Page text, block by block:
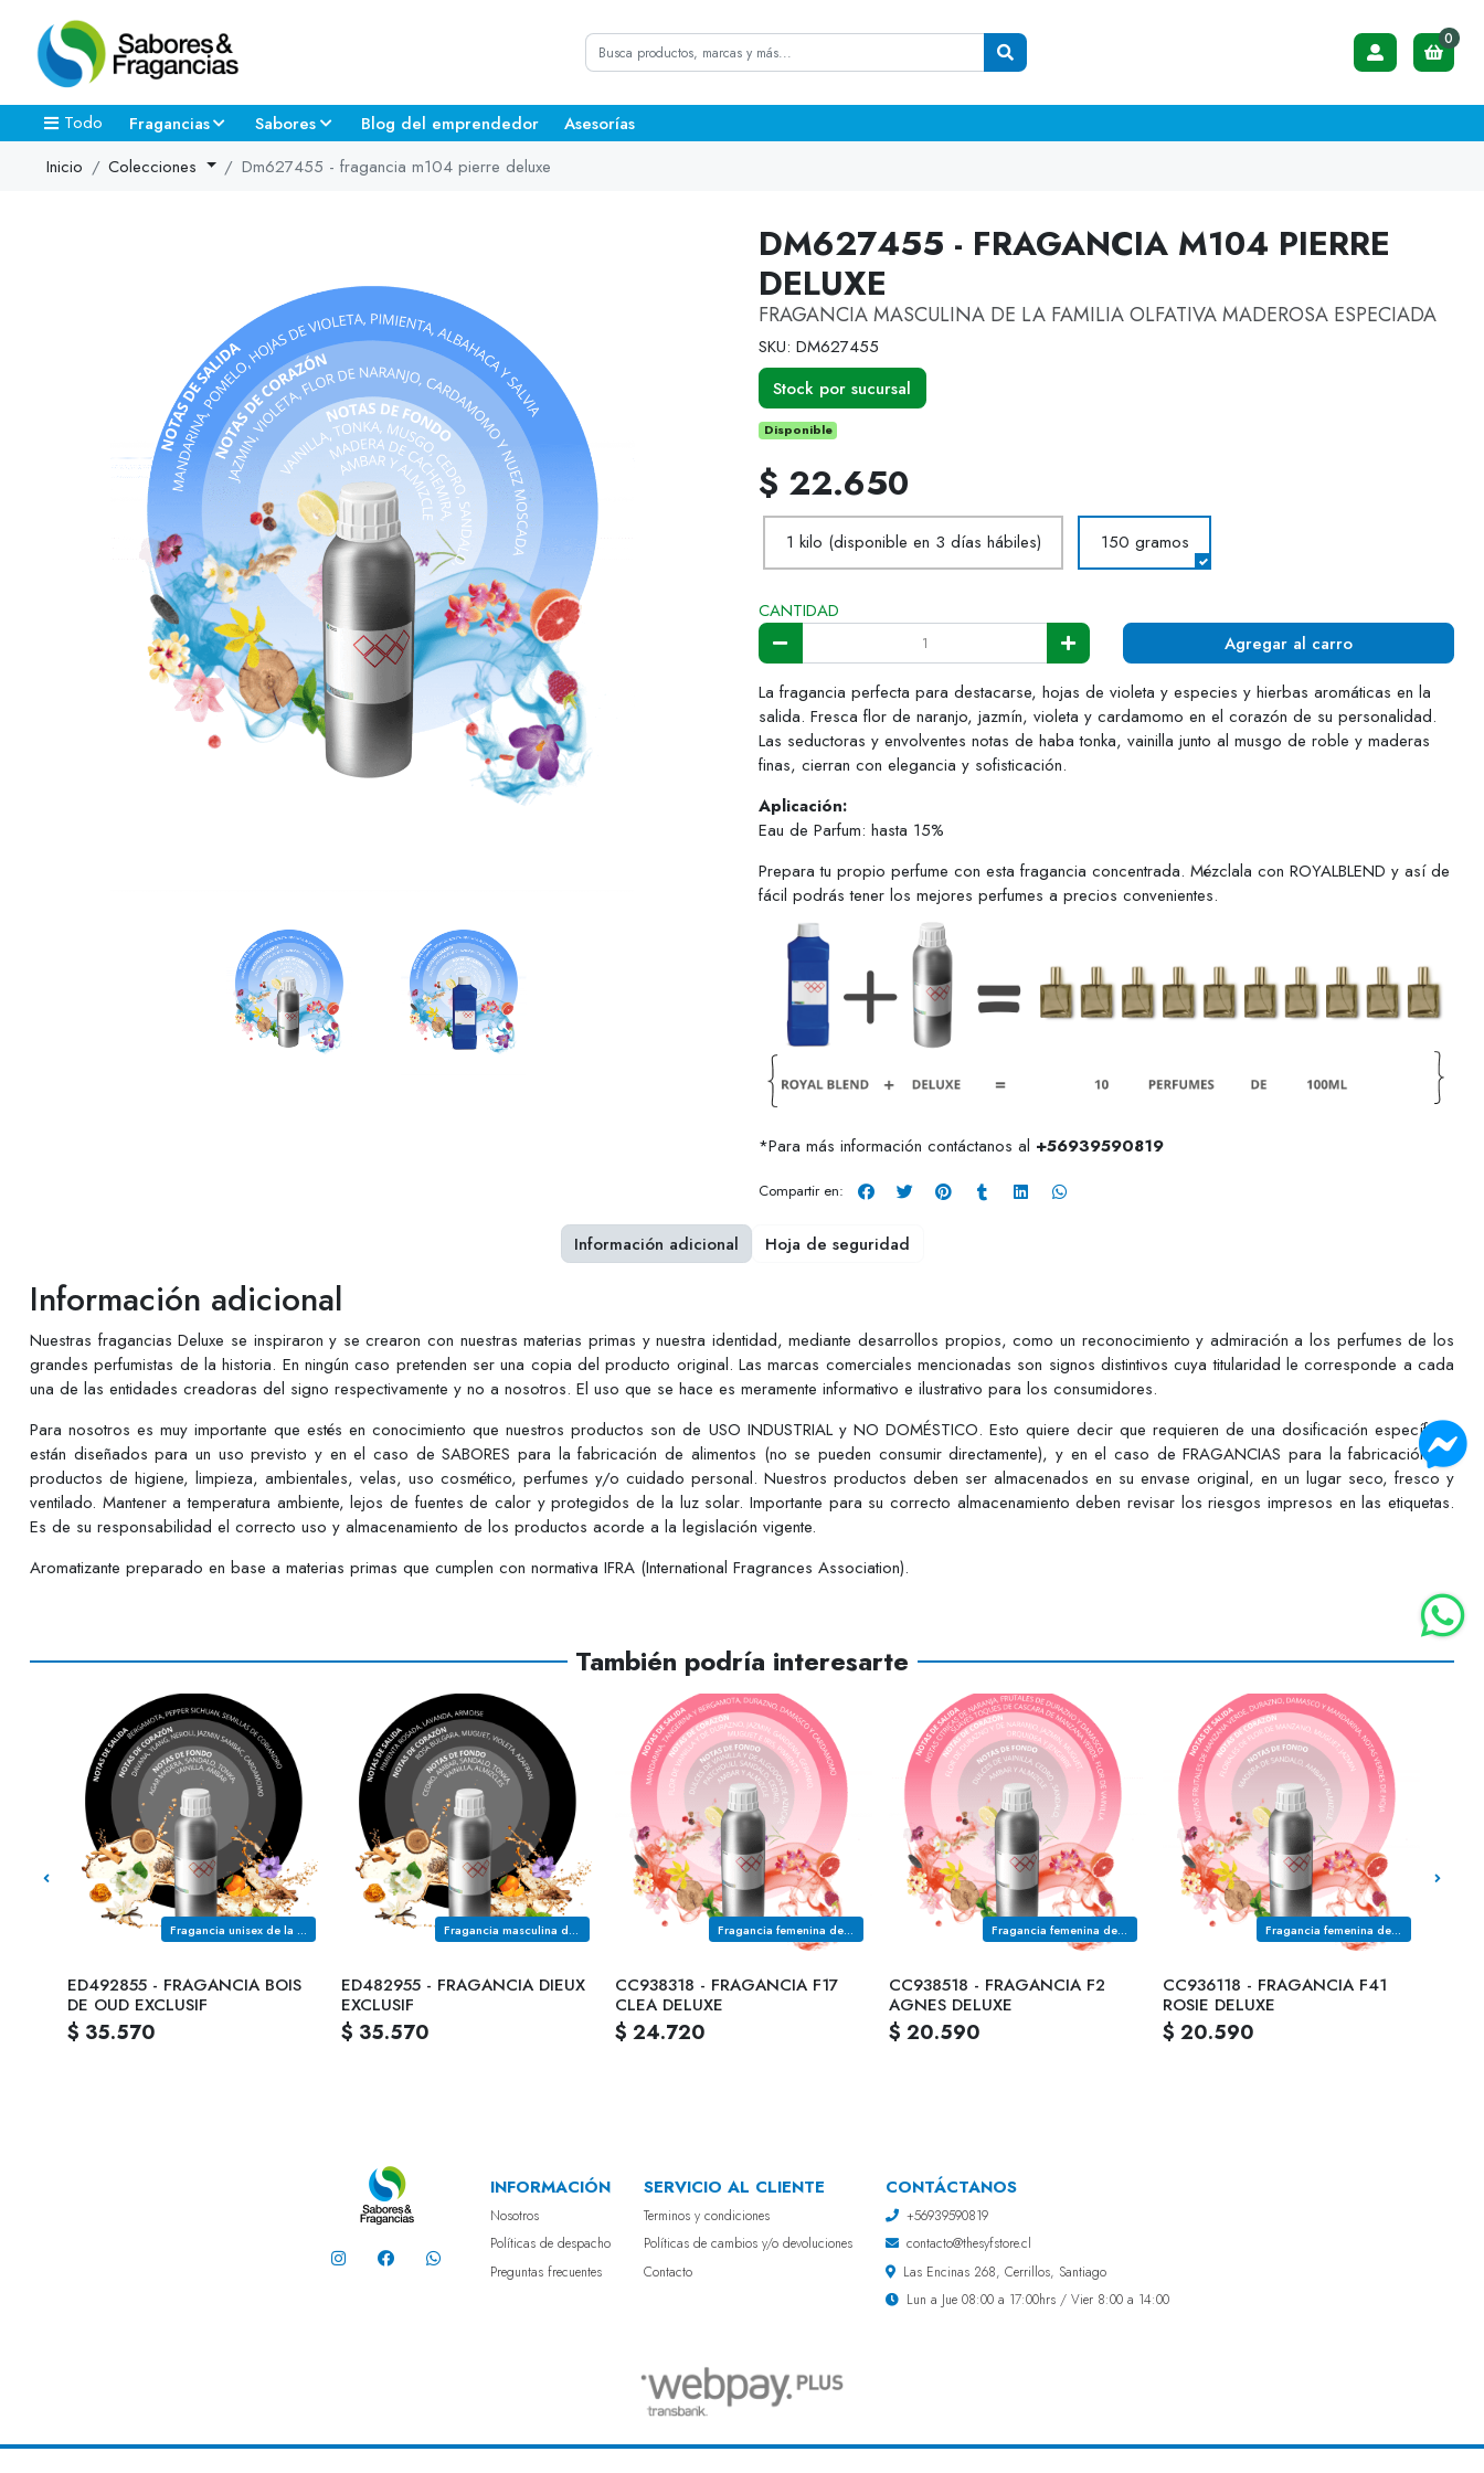
0
Todo Fragancias Sabores Blog del emprendedor
Asesorías
Inicio
Colecciones Dm627455 - fragancia m104 pierre deluxe
DM627455 - FRAGANCIA M104 PIERRE
DELUXE
FRAGANCIA MASCULINA DE LA FAMILIA OLFATIVA MADEROSA ESPECIADA
SKU: DM627455
Stock por sucursal
Disponible
$ 22.650
1 kilo (disponible en 3 días hábiles) 150 gramos
CANTIDAD
Agregar al carro
La fragancia perfecta para destacarse, hojas de violeta y especies y hierbas aromáticas en la
salida. Fresca flor de naranjo, jazmín, violeta y cardamomo en el corazón de su personalidad.
Las seductoras y envolventes notas de haba tonka, vainilla junto al musgo de roble y maderas
finas, cierran con elegancia y sofisticación.
Aplicación:
Eau de Parfum: hasta 15%
Prepara tu propio perfume con esta fragancia concentrada. Mézclala con ROYALBLEND y así de
fácil podrás tener los mejores perfumes a precios convenientes.
*Para más información contáctanos al +56939590819
Compartir en:
Información adicional
Nuestras fragancias Deluxe se inspiraron y se crearon con nuestras materias primas y nuestra identidad, mediante desarrollos propios, como un reconocimiento y admiración a los perfumes de los
grandes perfumistas de la historia. En ningún caso pretenden ser una copia del producto original. Las marcas comerciales mencionadas son signos distintivos cuya titularidad le corresponde a cada
una de las entidades creadoras del signo respectivamente y no a nosotros. El uso que se hace es meramente informativo e ilustrativo para los consumidores.
Para nosotros es muy importante que estés en conocimiento que nuestros productos son de USO INDUSTRIAL y NO DOMÉSTICO. Esto quiere decir que requieren de una dosificación específica,
están diseñados para un uso previsto y en el caso de SABORES para la fabricación de alimentos (no se pueden consumir directamente), y en el caso de FRAGANCIAS para la fabricación de
productos de higiene, limpieza, ambientales, velas, uso cosmético, perfumes y/o cuidado personal. Nuestros productos deben ser almacenados en su envase original, en un lugar seco, fresco y
ventilado. Mantener a temperatura ambiente, lejos de fuentes de calor y protegidos de la luz solar. Importante para su correcto almacenamiento deben revisar los riesgos impresos en las etiquetas.
Es de su responsabilidad el correcto uso y almacenamiento de los productos acorde a la legislación vigente.
Aromatizante preparado en base a materias primas que cumplen con normativa IFRA (International Fragrances Association).
Información adicional Hoja de seguridad
También podría interesarte
Fragancia unisex de la familia olfativa AMBARADA MADEROSA FLORES BLANCAS
ED492855 - FRAGANCIA BOIS
DE OUD EXCLUSIF
$ 35.570
Fragancia masculina de la familia olfativa AMBARADA MADEROSA FLORAL
ED482955 - FRAGANCIA DIEUX
EXCLUSIF
$ 35.570
Fragancia femenina de la familia olfativa ORIENTAL FLORAL
CC938318 - FRAGANCIA F17
CLEA DELUXE
$ 24.720
Fragancia femenina de la familia olfativa FLORAL ORIENTAL
CC938518 - FRAGANCIA F2
AGNES DELUXE
$ 20.590
Fragancia femenina de la familia olfativa FLORAL FRUTAL
CC936118 - FRAGANCIA F41
ROSIE DELUXE
$ 20.590
INFORMACIÓN
Nosotros
Políticas de despacho
Preguntas frecuentes
SERVICIO AL CLIENTE
Terminos y condiciones
Políticas de cambios y/o devoluciones
Contacto
CONTÁCTANOS
+56939590819
contacto@thesyfstore.cl
Las Encinas 268, Cerrillos, Santiago
Lun a Jue 08:00 a 17:00hrs / Vier 8:00 a 14:00